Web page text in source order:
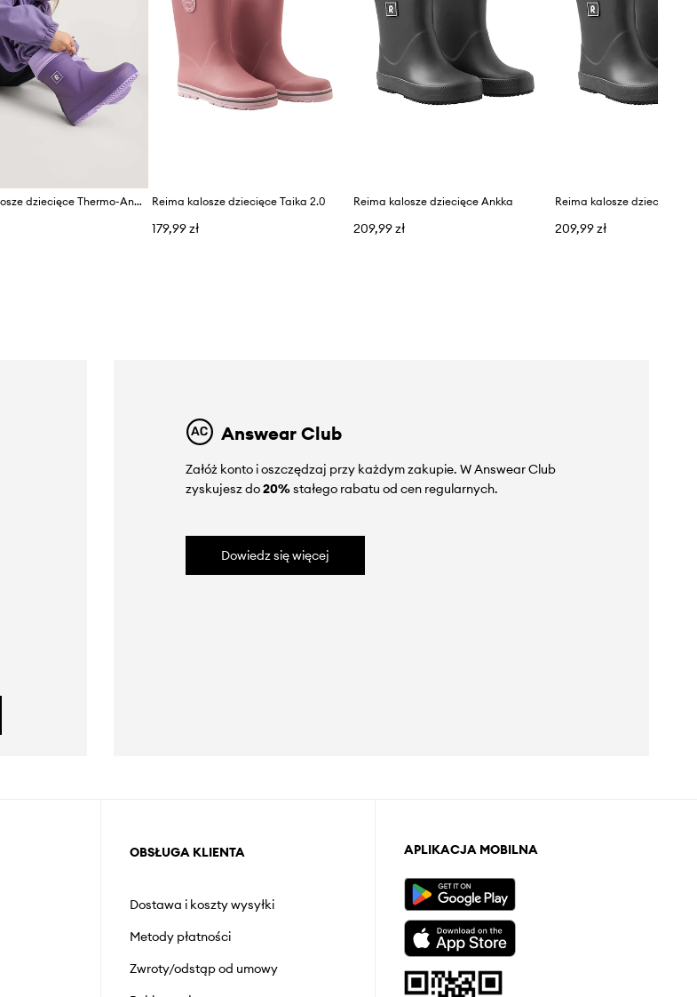
Reima kalosze dziecięce Thermo-Ankka Reima kalosze dziecięce Taika 2.0
179,99 zł
Reima kalosze dziecięce Ankka
209,99 zł
Reima kalosze dziecięce
209,99 zł
Answear Club
Załóż konto i oszczędzaj przy każdym zakupie. W Answear Club
zyskujesz do20%stałego rabatu od cen regularnych.
Dowiedz się więcej
OBSŁUGA KLIENTA
Dostawa i koszty wysyłki
Metody płatności
Zwroty/odstąp od umowy
APLIKACJA MOBILNA